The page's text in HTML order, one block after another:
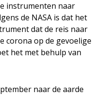
instrumenten naar
de NASA is dat het
dat de reis naar
corona op de gevoelige
het met behulp van
naar de aarde